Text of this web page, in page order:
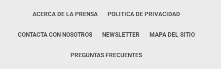
ACERCA DE LA PRENSA POLÍTICA DE PRIVACIDAD
CONTACTA CON NOSOTROS NEWSLETTER MAPA DEL SITIO
PREGUNTAS FRECUENTES